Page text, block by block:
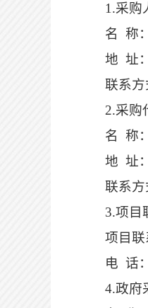
1.采购
名
称
地 址
联系
2.采购
名
称：
地 址：
联系
3.项目
项目联
电 话
4.政府